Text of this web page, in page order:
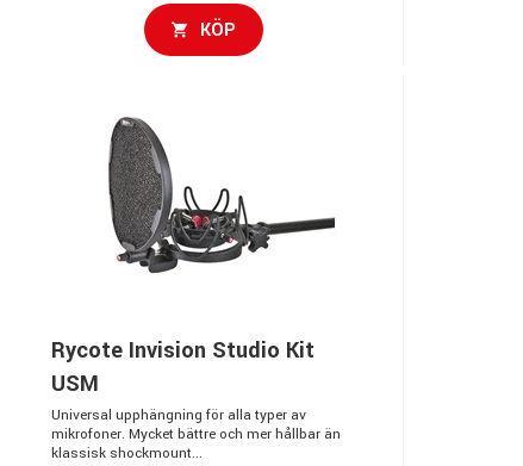
KÖP
Rycote Invision Studio Kit
USM
Universal upphängning för alla typer av
mikrofoner. Mycket bättre och mer hållbar än
klassisk shockmount...